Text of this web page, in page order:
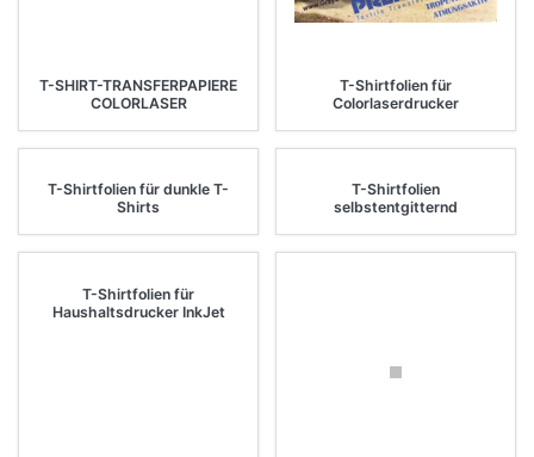
T-SHIRT-TRANSFERPAPIERE
COLORLASER
T-Shirtfolien für
Colorlaserdrucker
T-Shirtfolien für dunkle T-
Shirts
T-Shirtfolien
selbstentgitternd
T-Shirtfolien für
Haushaltsdrucker InkJet